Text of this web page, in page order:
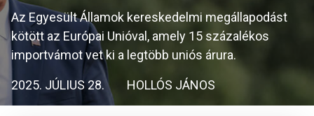
Az Egyesült Államok kereskedelmi megállapodást
kötött az Európai Unióval, amely 15 százalékos
importvámot vet ki a legtöbb uniós árura.
2025. JÚLIUS 28. HOLLÓS JÁNOS